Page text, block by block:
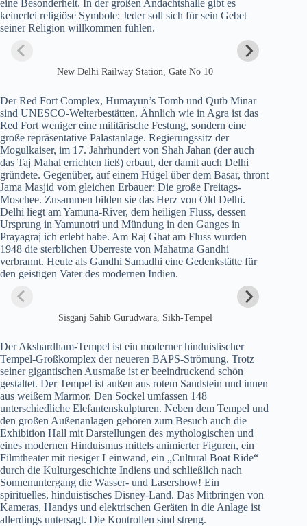
eine Besonderheit. In der großen Andachtshalle gibt es
keinerlei religiöse Symbole: Jeder soll sich für sein Gebet
seiner Religion willkommen fühlen.
New Delhi Railway Station, Gate No 10
Der Red Fort Complex, Humayun’s Tomb und Qutb Minar
sind UNESCO-Welterbestätten. Ähnlich wie in Agra ist das
Red Fort weniger eine militärische Festung, sondern eine
große repräsentative Palastanlage. Regierungssitz der
Mogulkaiser, im 17. Jahrhundert von Shah Jahan (der auch
das Taj Mahal errichten ließ) erbaut, der damit auch Delhi
gründete. Gegenüber, auf einem Hügel über dem Basar, thront
Jama Masjid vom gleichen Erbauer: Die große Freitags-
Moschee. Zusammen bilden sie das Herz von Old Delhi.
Delhi liegt am Yamuna-River, dem heiligen Fluss, dessen
Ursprung in Yamunotri und Mündung in den Ganges in
Prayagraj ich erlebt habe. Am Raj Ghat am Fluss wurden
1948 die sterblichen Überreste von Mahatma Gandhi
verbrannt. Heute als Gandhi Samadhi eine Gedenkstätte für
den geistigen Vater des modernen Indien.
Sisganj Sahib Gurudwara, Sikh-Tempel
Der Akshardham-Tempel ist ein moderner hinduistischer
Tempel-Großkomplex der neueren BAPS-Strömung. Trotz
seiner gigantischen Ausmaße ist er beeindruckend schön
gestaltet. Der Tempel ist außen aus rotem Sandstein und innen
aus weißem Marmor. Den Sockel umfassen 148
unterschiedliche Elefantenskulpturen. Neben dem Tempel und
den großen Außenanlagen gehören zum Besuch auch die
Exhibition Hall mit Darstellungen des mythologischen und
eines modernen Hinduismus mittels animierter Figuren, ein
Filmtheater mit riesiger Leinwand, ein „Cultural Boat Ride“
durch die Kulturgeschichte Indiens und schließlich nach
Sonnenuntergang die Wasser- und Lasershow! Ein
spirituelles, hinduistisches Disney-Land. Das Mitbringen von
Kameras, Handys und elektrischen Geräten in die Anlage ist
allerdings untersagt. Die Kontrollen sind streng.